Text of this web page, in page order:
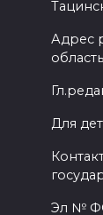
Адрес
Для
Эл №